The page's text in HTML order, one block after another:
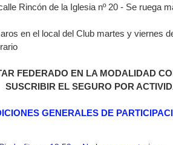
Rincón de la Iglesia nº 20 - Se ruega
en el local del Club martes y viernes
FEDERADO EN LA MODALIDAD
SUSCRIBIR EL SEGURO POR
GENERALES DE